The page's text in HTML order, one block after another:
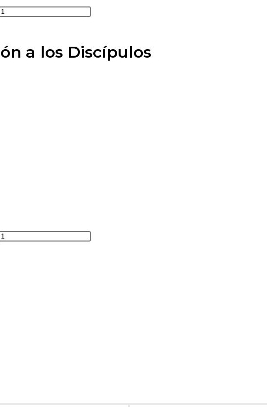
a los Discípulos